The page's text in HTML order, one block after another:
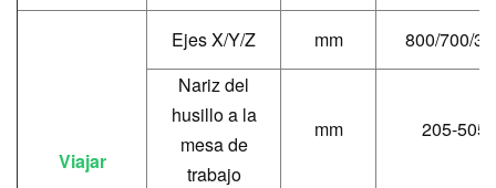
Viajar
Ejes X/Y/Z mm
800/700/
Nariz del
husillo a la
mesa de
trabajo
mm 205-505